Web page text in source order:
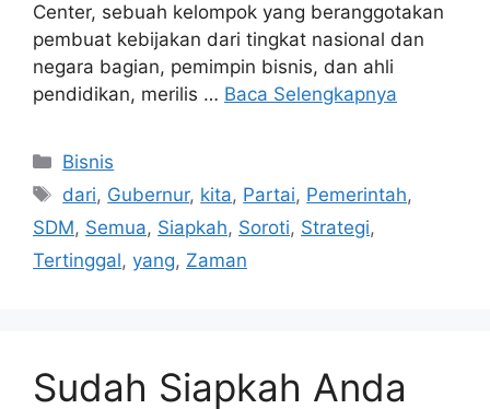
Center, sebuah kelompok yang beranggotakan
pembuat kebijakan dari tingkat nasional dan
negara bagian, pemimpin bisnis, dan ahli
pendidikan, merilis … Baca Selengkapnya
Kategori
Bisnis
Tag
dari, Gubernur, kita, Partai, Pemerintah,
SDM, Semua, Siapkah, Soroti, Strategi,
Tertinggal, yang, Zaman
Sudah Siapkah Anda